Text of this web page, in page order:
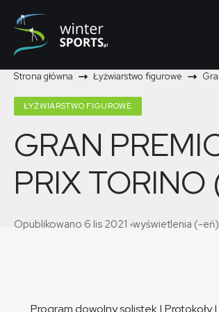
Strona główna Łyżwiarstwo figurowe
ŁYŻWIARSTWO FIGUROWE
GRAN
PRIX TORINO
Opublikowano 6 lis 2021 wyświetlenia (-eń)
Program dowolny solistek| Protokoły|